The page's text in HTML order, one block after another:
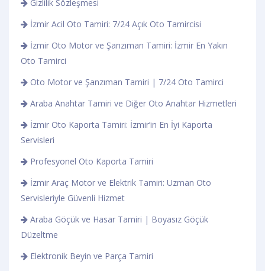
Gizlilik Sözleşmesi
İzmir Acil Oto Tamiri: 7/24 Açık Oto Tamircisi
İzmir Oto Motor ve Şanzıman Tamiri: İzmir En Yakın
Oto Tamirci
Oto Motor ve Şanzıman Tamiri | 7/24 Oto Tamirci
Araba Anahtar Tamiri ve Diğer Oto Anahtar Hizmetleri
İzmir Oto Kaporta Tamiri: İzmir’in En İyi Kaporta
Servisleri
Profesyonel Oto Kaporta Tamiri
İzmir Araç Motor ve Elektrik Tamiri: Uzman Oto
Servisleriyle Güvenli Hizmet
Araba Göçük ve Hasar Tamiri | Boyasız Göçük
Düzeltme
Elektronik Beyin ve Parça Tamiri